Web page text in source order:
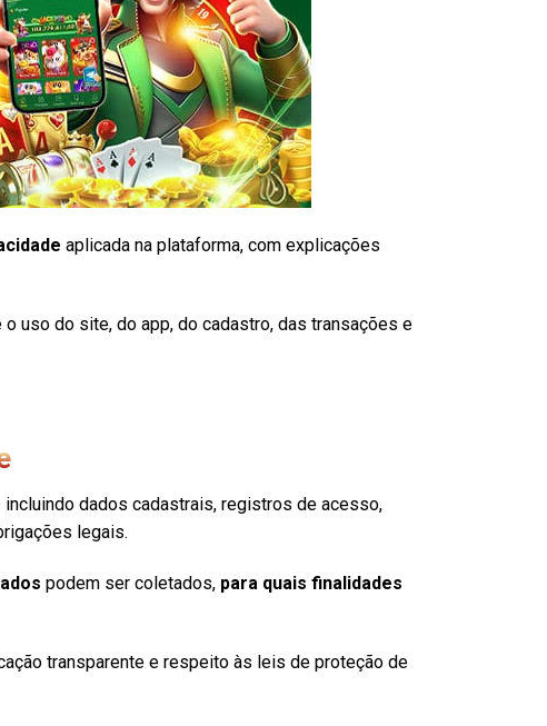
aplicada na plataforma, com explicações
uso do site, do app, do cadastro, das transações e
dados cadastrais, registros de acesso,
legais.
podem ser coletados, para quais finalidades
transparente e respeito às leis de proteção de